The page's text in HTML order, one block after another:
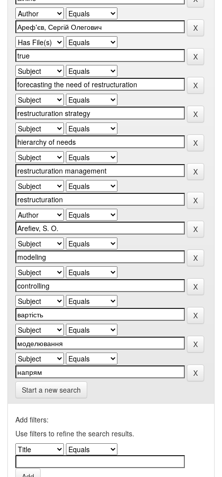
Start a new search
Add filters:
Use filters to refine the search results.